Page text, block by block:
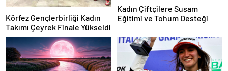
Körfez Gençlerbirliği Kadın
Takımı Çeyrek Finale Yükseldi
Kadın Çiftçilere Susam
Eğitimi ve Tohum Desteği